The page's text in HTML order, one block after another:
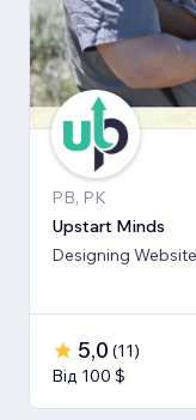
PB, PK
Upstart Minds
Designing
5,0 (11)
Від 100 $